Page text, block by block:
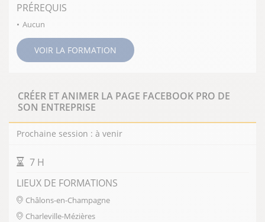
PRÉREQUIS
Aucun
VOIR LA FORMATION
CRÉER ET ANIMER LA PAGE FACEBOOK PRO DE
SON ENTREPRISE
Prochaine session : à venir
DURÉE DE LA FORMATION
7 H
LIEUX DE FORMATIONS
Châlons-en-Champagne
Charleville-Mézières